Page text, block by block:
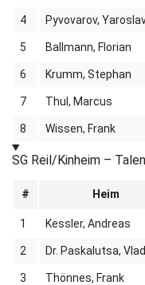
4 Pyvovarov,
5 Ballmann, Florian
6 Krumm, Stephan
7 Thul, Marcus
8 Wissen, Frank
SG Reil/Kinheim –
# Heim
1 Kessler, Andreas
2 Dr. Paskalutsa,
3 Thönnes, Frank